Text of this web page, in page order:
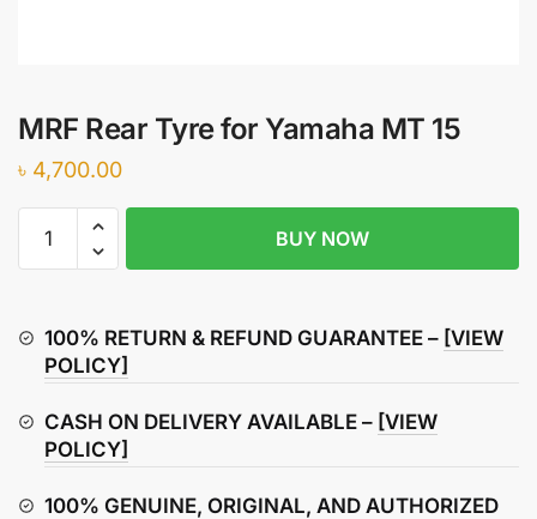
MRF Rear Tyre for Yamaha MT 15
৳ 4,700.00
Rear
Yamaha
quantity
BUY NOW
100% RETURN & REFUND GUARANTEE – [VIEW
POLICY]
CASH ON DELIVERY AVAILABLE – [VIEW
POLICY]
100% GENUINE, ORIGINAL, AND AUTHORIZED